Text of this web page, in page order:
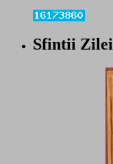
Sfintii Zilei